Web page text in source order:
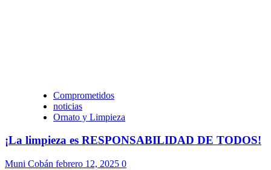
Comprometidos
noticias
Ornato y Limpieza
¡La limpieza es RESPONSABILIDAD DE TODOS!
Muni Cobán febrero 12, 2025 0